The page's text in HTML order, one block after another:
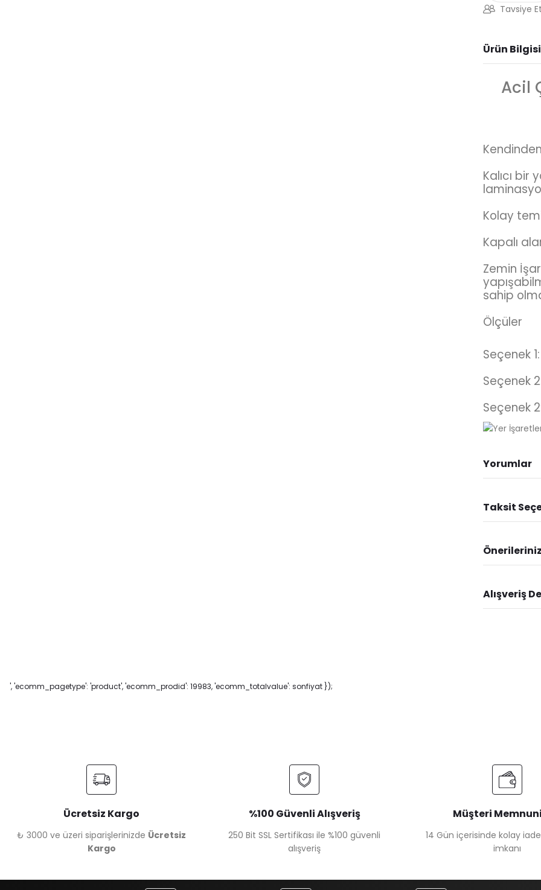
Tavsiye Et
Ürün Bilgisi
Acil
Kalıcı bir
Kolay
Kapalı
Zemin
sahip
Ölçüler
Seçenek
Seçenek
Seçenek
Yorumlar
Taksit
Önerileriniz
Alışveriş
', 'ecomm_pagetype': 'product', 'ecomm_prodid': 19983, 'ecomm_totalvalue': sonfiyat });
Ücretsiz Kargo
₺ 3000 ve üzeri siparişlerinizde Ücretsiz
Kargo
%100 Güvenli Alışveriş
250 Bit SSL Sertifikası ile %100 güvenli
alışveriş
Müşteri
14 Gün içerisinde kolay
imkanı